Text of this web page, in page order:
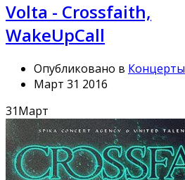
Volta - Crossfaith,
WakeUpCall
Опубликовано в Концерты
Март 31 2016
31Март